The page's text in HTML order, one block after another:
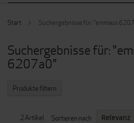
Start Suchergebnisse für: "emmaus
Suchergebnisse für:
6207a0"
2Artikel Sortieren nach
Produkte filtern